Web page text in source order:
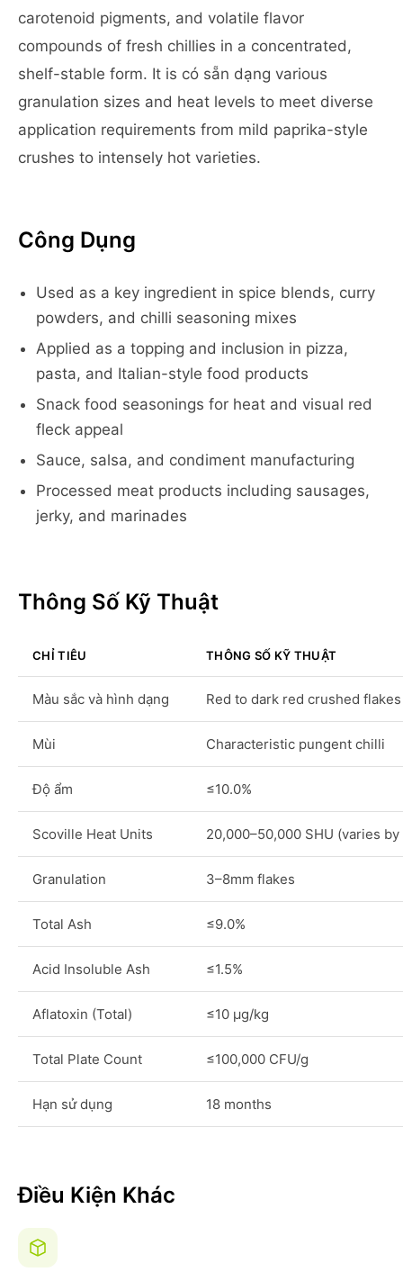
carotenoid pigments, and volatile flavor
compounds of fresh chillies in a concentrated,
shelf-stable form. It is có sẵn dạng various
granulation sizes and heat levels to meet diverse
application requirements from mild paprika-style
crushes to intensely hot varieties.
Công Dụng
Used as a key ingredient in spice blends, curry
powders, and chilli seasoning mixes
Applied as a topping and inclusion in pizza,
pasta, and Italian-style food products
Snack food seasonings for heat and visual red
fleck appeal
Sauce, salsa, and condiment manufacturing
Processed meat products including sausages,
jerky, and marinades
Thông Số Kỹ Thuật
CHỈ TIÊU THÔNG SỐ KỸ THUẬT
Màu sắc và hình dạng Red to dark red crushed
Mùi Characteristic pungent chilli
Độ ẩm ≤10.0%
Scoville Heat Units 20,000–50,000 SHU (varies
Granulation 3–8mm flakes
Total Ash ≤9.0%
Acid Insoluble Ash ≤1.5%
Aflatoxin (Total) ≤10 μg/kg
Total Plate Count ≤100,000 CFU/g
Hạn sử dụng 18 months
Điều Kiện Khác